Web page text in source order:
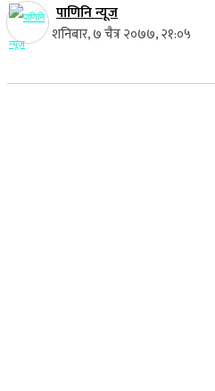
पाणिनि न्यूज
शनिबार, ७ चैत्र २०७७, २१:०५